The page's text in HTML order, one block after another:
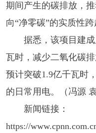
期间产生的碳排放，
向“净零碳”的实质性跨
据悉，该项目建
瓦时，减少二氧化碳
预计突破1.9亿千瓦时
的日常用电。（冯源 袁
新闻链接：
https://